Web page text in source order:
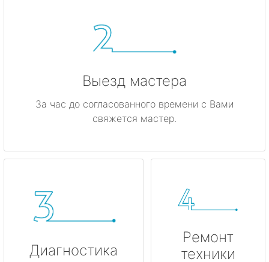
Выезд мастера
За час до согласованного времени с Вами
свяжется мастер.
Диагностика
Ремонт
техники